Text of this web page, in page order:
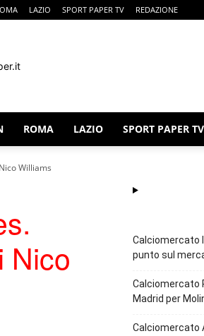
LAZIO SPORT PAPER TV REDAZIONE
ROMA LAZIO SPORT PAPER TV
Williams
Nico
Calciomercato
punto sul
Calciomercato
Madrid per
Calciomercato